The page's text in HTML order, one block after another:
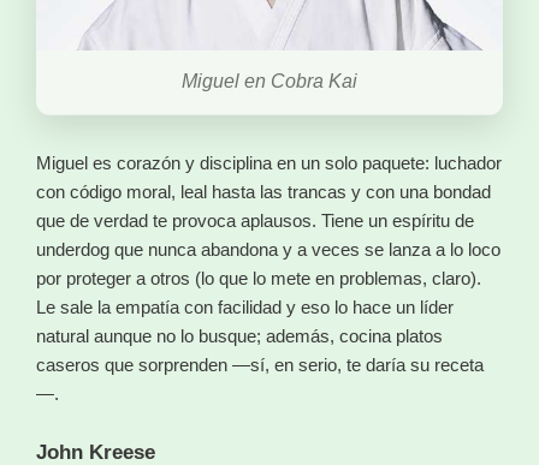
Miguel en Cobra Kai
Miguel es corazón y disciplina en un solo paquete: luchador
con código moral, leal hasta las trancas y con una bondad
que de verdad te provoca aplausos. Tiene un espíritu de
underdog que nunca abandona y a veces se lanza a lo loco
por proteger a otros (lo que lo mete en problemas, claro).
Le sale la empatía con facilidad y eso lo hace un líder
natural aunque no lo busque; además, cocina platos
caseros que sorprenden —sí, en serio, te daría su receta
—.
John Kreese